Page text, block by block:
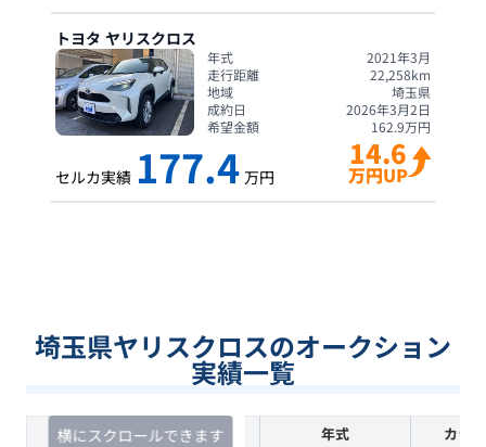
トヨタ ヤリスクロス
年式
2021年3月
走行距離
22,258km
地域
埼玉県
成約日
2026年3月2日
希望金額
162.9万円
セルカ実績 177.4 万円
14.6
万円UP
埼玉県ヤリスクロスのオークション
実績一覧
横にスクロールできます
査定時期 セルカ実績 年式 カラー